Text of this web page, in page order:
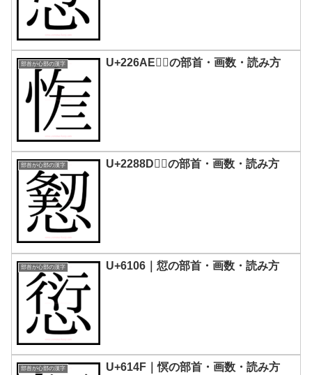
部首が心部の漢字 U+226AE｜𢚮の部首・画数・読み方
部首が心部の漢字 U+2288D｜𢢍の部首・画数・読み方
部首が心部の漢字 U+6106｜愆の部首・画数・読み方
部首が心部の漢字 U+614F｜慏の部首・画数・読み方